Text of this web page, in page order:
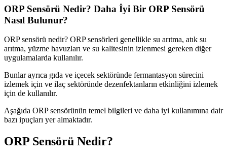
ORP Sensörü Nedir? Daha İyi Bir ORP Sensörü
Nasıl Bulunur?
ORP sensörü nedir? ORP sensörleri genellikle su arıtma, atık su
arıtma, yüzme havuzları ve su kalitesinin izlenmesi gereken diğer
uygulamalarda kullanılır.
Bunlar ayrıca gıda ve içecek sektöründe fermantasyon sürecini
izlemek için ve ilaç sektöründe dezenfektanların etkinliğini izlemek
için de kullanılır.
Aşağıda ORP sensörünün temel bilgileri ve daha iyi kullanımına dair
bazı ipuçları yer almaktadır.
ORP Sensörü Nedir?